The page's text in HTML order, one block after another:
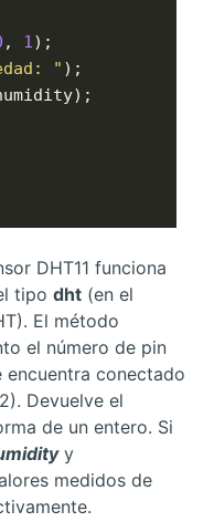
, 1);
" );
DHT11 funciona
tipo dht (en el
El método
el número de pin
conectado
Devuelve el
de un entero. Si
y
medidos de